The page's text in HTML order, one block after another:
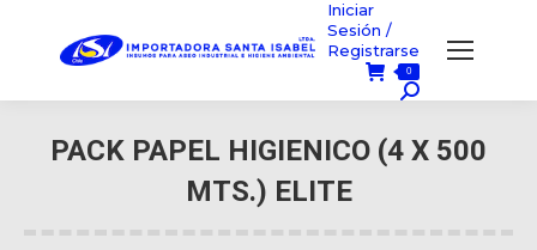
Iniciar
Sesión /
Registrarse
0
Búsqueda:
PACK PAPEL HIGIENICO (4 X 500
MTS.) ELITE